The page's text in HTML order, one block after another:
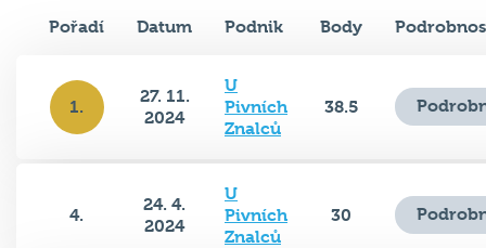
Pořadí Datum Podnik Body
1.
27. 11.
2024
U
Pivních
Znalců
38.5
4.
24. 4.
2024
U
Pivních
Znalců
30